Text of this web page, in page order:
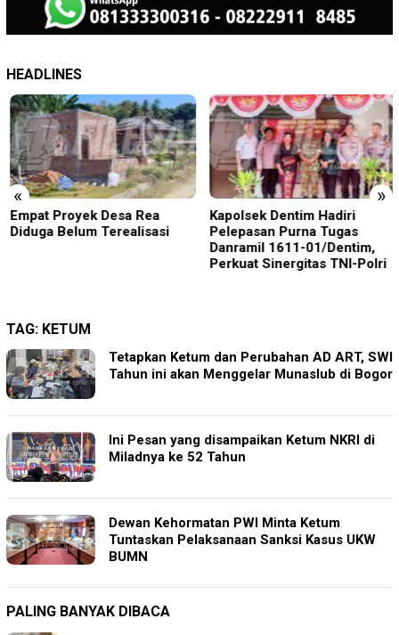
HEADLINES
« »
Empat Proyek Desa Rea
Diduga Belum Terealisasi
Kapolsek Dentim Hadiri
Pelepasan Purna Tugas
Danramil 1611-01/Dentim,
Perkuat Sinergitas TNI-Polri
TAG: KETUM
Tetapkan Ketum dan Perubahan AD ART, SWI
Tahun ini akan Menggelar Munaslub di Bogor
Ini Pesan yang disampaikan Ketum NKRI di
Miladnya ke 52 Tahun
Dewan Kehormatan PWI Minta Ketum
Tuntaskan Pelaksanaan Sanksi Kasus UKW
BUMN
PALING BANYAK DIBACA